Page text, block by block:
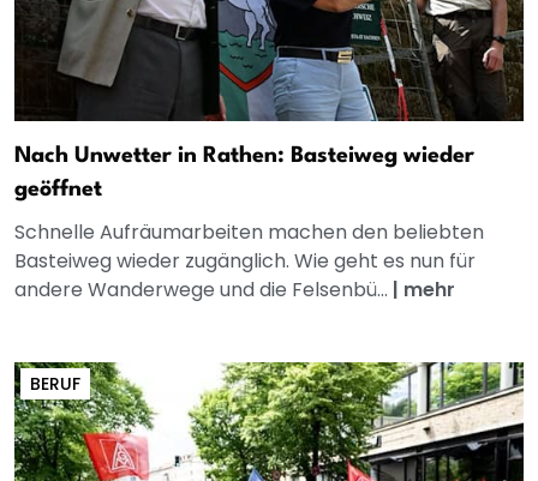
Nach Unwetter in Rathen: Basteiweg wieder
geöffnet
Schnelle Aufräumarbeiten machen den beliebten
Basteiweg wieder zugänglich. Wie geht es nun für
andere Wanderwege und die Felsenbü... | mehr
BERUF